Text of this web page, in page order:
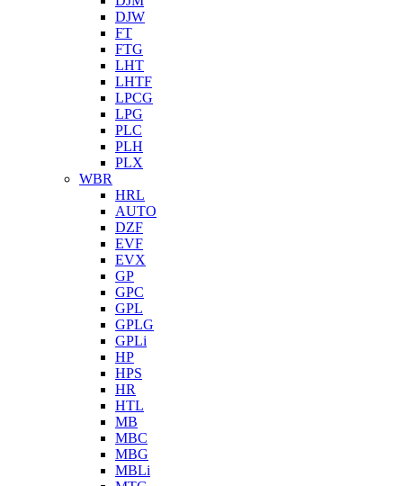
DJW
FT
FTG
LHT
LHTF
LPCG
LPG
PLC
PLH
PLX
WBR
HRL
AUTO
DZF
EVF
EVX
GP
GPC
GPL
GPLG
GPLi
HP
HPS
HR
HTL
MB
MBC
MBG
MBLi